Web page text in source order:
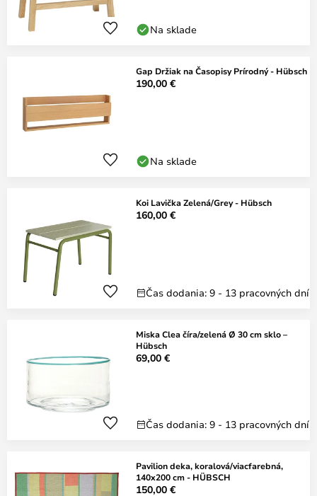
Na sklade
Gap Držiak na Časopisy Prírodný - Hübsch
190,00 €
Na sklade
Koi Lavička Zelená/Grey - Hübsch
160,00 €
Čas dodania: 9 - 13 pracovných dní
Miska Clea číra/zelená Ø 30 cm sklo –
Hübsch
69,00 €
Čas dodania: 9 - 13 pracovných dní
Pavilion deka, koralová/viacfarebná,
140x200 cm - HÜBSCH
150,00 €